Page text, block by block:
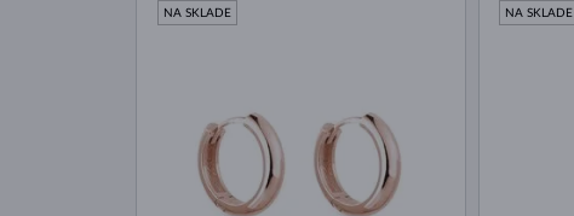
NA SKLADE NA SKLADE